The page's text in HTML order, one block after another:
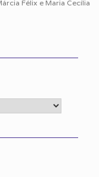
Félix e Maria Cecília